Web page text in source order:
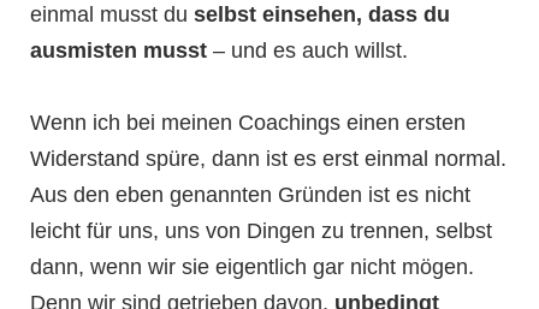
einmal musst du selbst einsehen, dass du
ausmisten musst – und es auch willst.
Wenn ich bei meinen Coachings einen ersten
Widerstand spüre, dann ist es erst einmal normal.
Aus den eben genannten Gründen ist es nicht
leicht für uns, uns von Dingen zu trennen, selbst
dann, wenn wir sie eigentlich gar nicht mögen.
Denn wir sind getrieben davon, unbedingt